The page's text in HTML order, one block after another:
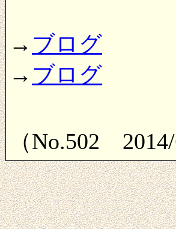
→ ブログ
→ ブログ
（No.502